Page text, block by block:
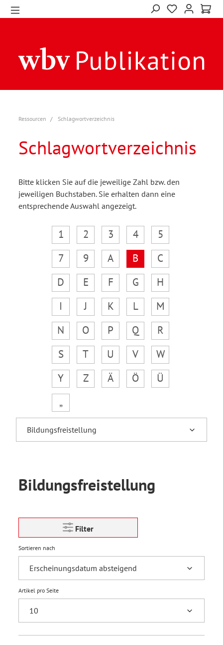
Ressourcen Schlagwortverzeichnis
Schlagwortverzeichnis
Bitte klicken Sie auf die jeweilige Zahl bzw. den
jeweiligen Buchstaben. Sie erhalten dann eine
entsprechende Auswahl angezeigt.
1 2 3 4
5
7
9 A B
C
D
E F G
H
I
J K L
M
N
O P Q
R
S
T U V
W
Y
Z Ä Ö
Ü
„
Bildungsfreistellung
Filter
Sortieren nach
Artikel pro Seite